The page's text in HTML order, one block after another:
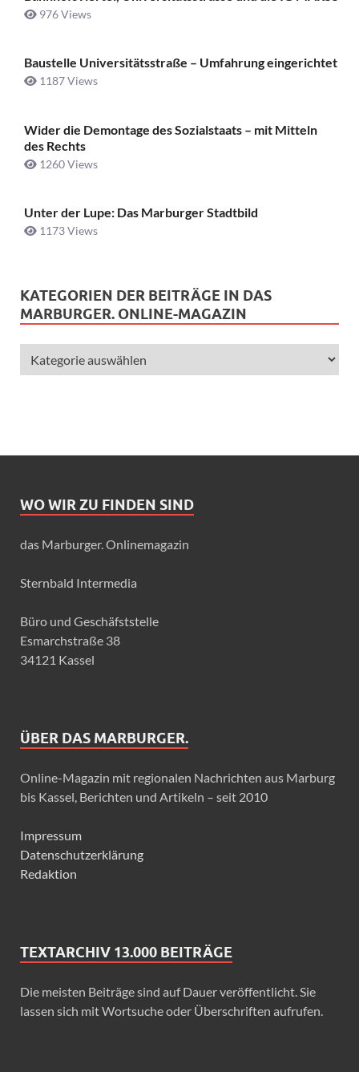
976 Views
Baustelle Universitätsstraße ­– Umfahrung eingerichtet
1187 Views
Wider die Demontage des Sozialstaats – mit Mitteln
des Rechts
1260 Views
Unter der Lupe: Das Marburger Stadtbild
1173 Views
KATEGORIEN DER BEITRÄGE IN DAS
MARBURGER. ONLINE-MAGAZIN
WO WIR ZU FINDEN SIND
das Marburger. Onlinemagazin
Sternbald Intermedia
Büro und Geschäfststelle
Esmarchstraße 38
34121 Kassel
ÜBER DAS MARBURGER.
Online-Magazin mit regionalen Nachrichten aus Marburg
bis Kassel, Berichten und Artikeln – seit 2010
Impressum
Datenschutzerklärung
Redaktion
TEXTARCHIV 13.000 BEITRÄGE
Die meisten Beiträge sind auf Dauer veröffentlicht. Sie
lassen sich mit Wortsuche oder Überschriften aufrufen.